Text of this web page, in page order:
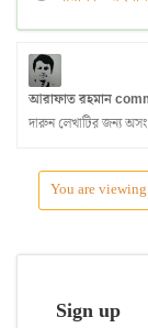
আরাফাত রহমান
দারুন লেখাটির জন্য
You are
Sign up